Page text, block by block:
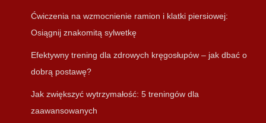
Ćwiczenia na wzmocnienie ramion i klatki piersiowej:
Osiągnij znakomitą sylwetkę
Efektywny trening dla zdrowych kręgosłupów – jak dbać o
dobrą postawę?
Jak zwiększyć wytrzymałość: 5 treningów dla
zaawansowanych